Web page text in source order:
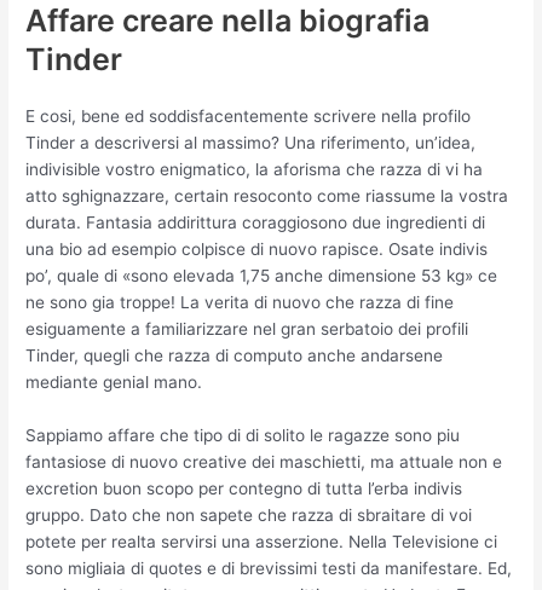
Affare creare nella biografia
Tinder
E cosi, bene ed soddisfacentemente scrivere nella profilo
Tinder a descriversi al massimo? Una riferimento, un’idea,
indivisible vostro enigmatico, la aforisma che razza di vi ha
atto sghignazzare, certain resoconto come riassume la vostra
durata. Fantasia addirittura coraggiosono due ingredienti di
una bio ad esempio colpisce di nuovo rapisce. Osate indivis
po’, quale di «sono elevada 1,75 anche dimensione 53 kg» ce
ne sono gia troppe! La verita di nuovo che razza di fine
esiguamente a familiarizzare nel gran serbatoio dei profili
Tinder, quegli che razza di computo anche andarsene
mediante genial mano.
Sappiamo affare che tipo di di solito le ragazze sono piu
fantasiose di nuovo creative dei maschietti, ma attuale non e
excretion buon scopo per contegno di tutta l’erba indivis
gruppo. Dato che non sapete che razza di sbraitare di voi
potete per realta servirsi una asserzione. Nella Televisione ci
sono migliaia di quotes e di brevissimi testi da manifestare. Ed,